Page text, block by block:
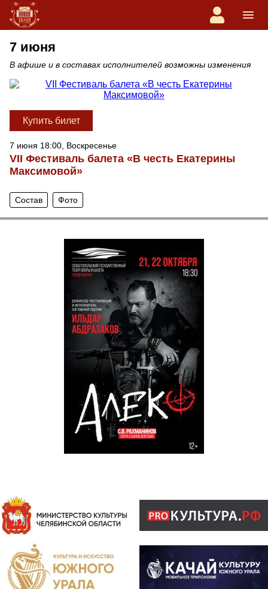
7 июня
В афише и в составах исполнителей возможны изменения
Купить билет
7 июня 18:00, Воскресенье
VII Фестиваль балета «В честь Екатерины
Максимовой»
Состав Фото